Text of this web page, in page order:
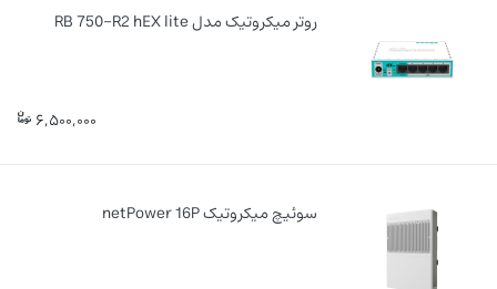
روتر میکروتیک مدل RB 750-R2 hEX lite
6,500,000
سوئیچ میکروتیک netPower 16P